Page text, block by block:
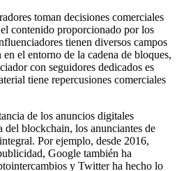
toman decisiones comerciales
contenido proporcionado por los
tienen diversos campos
el entorno de la cadena de bloques,
con seguidores dedicados es
tiene repercusiones comerciales
de los anuncios digitales
del blockchain, los anunciantes de
Por ejemplo, desde 2016,
Google también ha
y Twitter ha hecho lo